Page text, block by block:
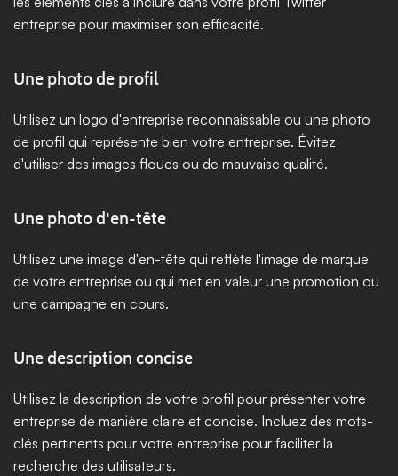
entreprise pour maximiser son efficacité.
Une photo de profil
Utilisez un logo d'entreprise reconnaissable ou une photo
de profil qui représente bien votre entreprise. Évitez
d'utiliser des images floues ou de mauvaise qualité.
Une photo d'en-tête
Utilisez une image d'en-tête qui reflète l'image de marque
de votre entreprise ou qui met en valeur une promotion ou
une campagne en cours.
Une description concise
Utilisez la description de votre profil pour présenter votre
entreprise de manière claire et concise. Incluez des mots-
clés pertinents pour votre entreprise pour faciliter la
recherche des utilisateurs.